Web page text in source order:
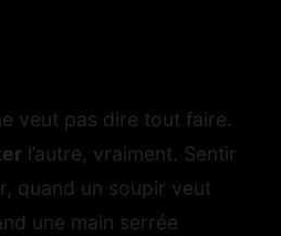
veut pas dire tout faire.
l’autre, vraiment. Sentir
quand un soupir veut
une main serrée